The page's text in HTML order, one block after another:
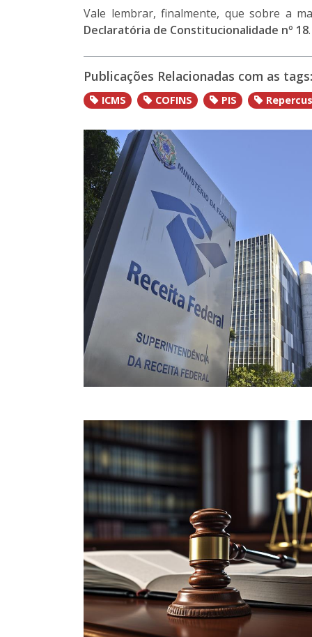
Vale lembrar, finalmente, que sobre a
Declaratória de Constitucionalidade nº 18.
Publicações Relacionadas com as tags:
ICMS COFINS PIS